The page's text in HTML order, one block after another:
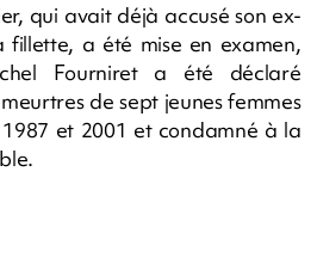
qui avait déjà accusé son ex-
a été mise en examen,
Fourniret a été déclaré
de sept jeunes femmes
et 2001 et condamné à la